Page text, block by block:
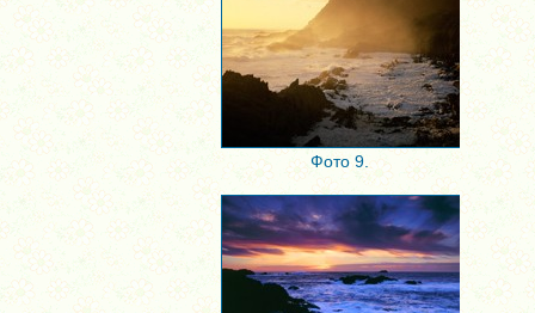
Фото 9.